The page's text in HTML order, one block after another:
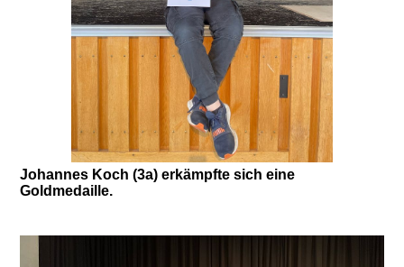
Johannes Koch (3a) erkämpfte sich eine
Goldmedaille.